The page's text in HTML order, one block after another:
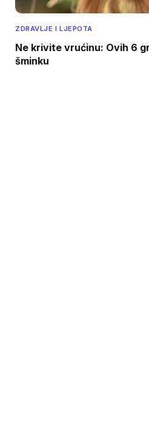
ZDRAVLJE I LJEPOTA
Ne krivite vrućinu: Ovih 6
šminku